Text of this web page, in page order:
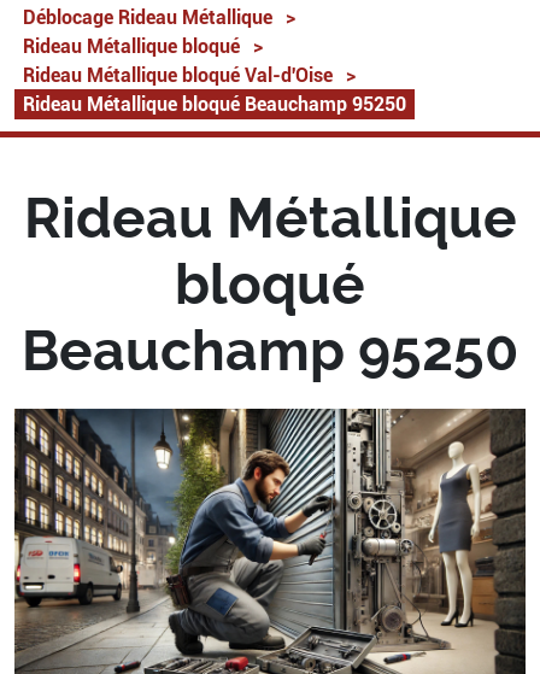
Déblocage Rideau Métallique
>
Rideau Métallique bloqué
>
Rideau Métallique bloqué Val-d'Oise
>
Rideau Métallique bloqué Beauchamp 95250
Rideau Métallique
bloqué
Beauchamp 95250